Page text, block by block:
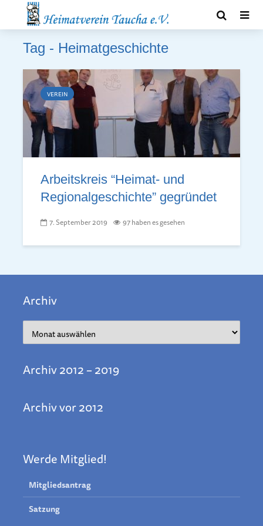
Tag - Heimatgeschichte
VEREIN
Arbeitskreis “Heimat- und
Regionalgeschichte” gegründet
7. September 2019 97 haben es gesehen
Archiv
Archiv 2012 – 2019
Archiv vor 2012
Werde Mitglied!
Mitgliedsantrag
Satzung